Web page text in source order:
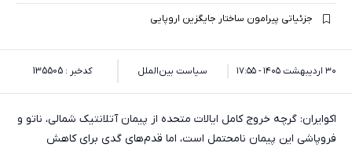
جزئیاتی پیرامون ساختار جایگزین اروپایی
۳۰ اردیبهشت ۱۴۰۵ - ۱۷:۵۵ سیاست بین‌الملل کدخبر : 135505
اکوایران: گرچه خروج کامل ایالات متحده از پیمان آتلانتیک شمالی، ناتو و
فروپاشی این پیمان نامحتمل است، اما قدم‌های گدی برای کاهش